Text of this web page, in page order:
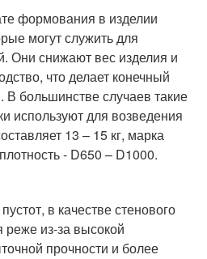
формования в изделии
могут служить для
Они снижают вес изделия и
что делает конечный
большинстве случаев такие
используют для возведения
13 – 15 кг, марка
- D650 – D1000.
в качестве стенового
из-за высокой
прочности и более